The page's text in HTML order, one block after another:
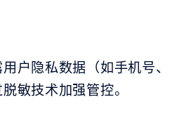
户隐私数据（如手机号、
敏技术加强管控。